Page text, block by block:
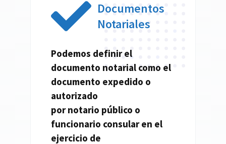
Documentos
Notariales
Podemos definir el
documento notarial como el
documento expedido o
autorizado
pornotario público o
funcionario consular en el
ejercicio de